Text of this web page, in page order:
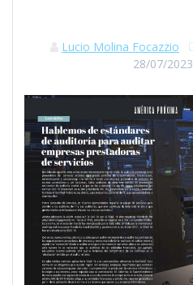
Lucio Molina Focazzio
28/07/2023